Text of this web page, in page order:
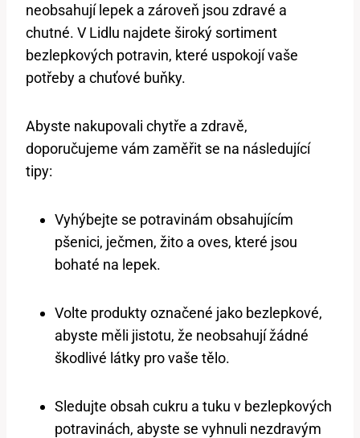
neobsahují lepek a zároveň jsou zdravé a
chutné. V Lidlu najdete široký sortiment
bezlepkových potravin, které uspokojí vaše
potřeby a chuťové buňky.
Abyste nakupovali chytře a zdravě,
doporučujeme vám zaměřit se na následující
tipy:
Vyhýbejte se potravinám obsahujícím
pšenici, ječmen, žito a oves, které jsou
bohaté na lepek.
Volte produkty označené jako bezlepkové,
abyste měli jistotu, že neobsahují žádné
škodlivé látky pro vaše tělo.
Sledujte obsah cukru a tuku v bezlepkových
potravinách, abyste se vyhnuli nezdravým